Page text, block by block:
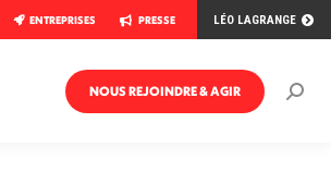
ENTREPRISES PRESSE LÉO LAGRANGE
NOUS REJOINDRE & AGIR